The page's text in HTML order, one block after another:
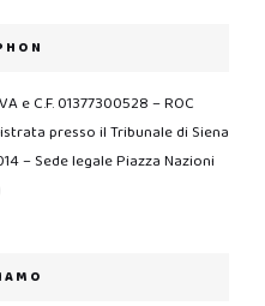
e C.F. 01377300528 – ROC
presso il Tribunale di Siena
– Sede legale Piazza Nazioni